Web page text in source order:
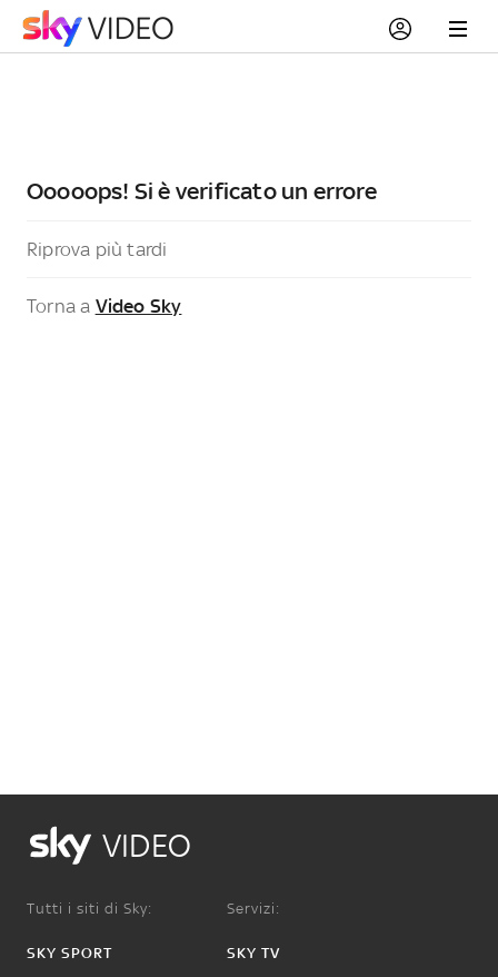
Ooooops! Si è verificato un errore
Riprova più tardi
Torna a Video Sky
VIDEO
Tutti i siti di Sky:
SKY SPORT
Servizi:
SKY TV